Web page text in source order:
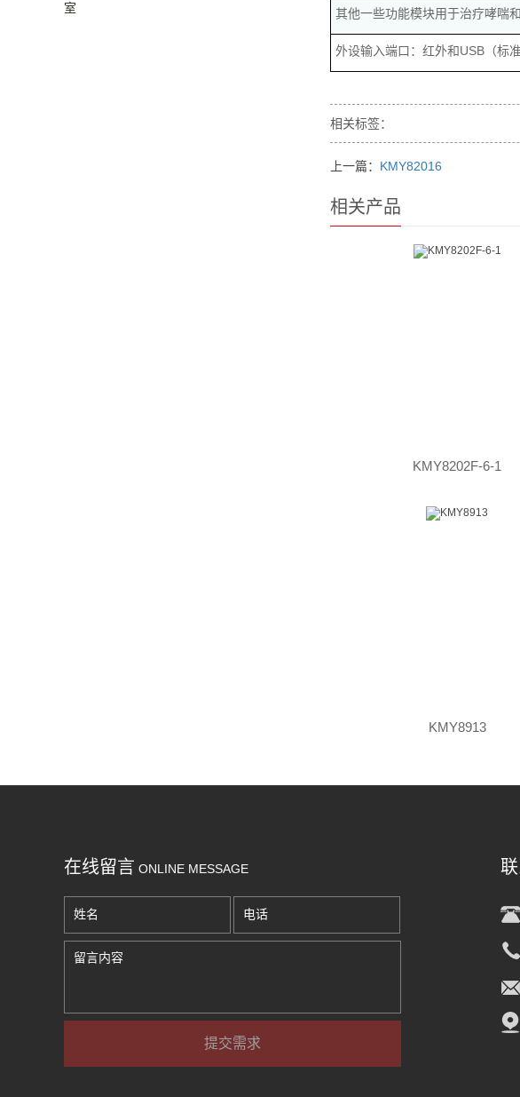
室 其他一些功能模块用于治疗哮喘
外设输入端口：红外和USB（标
相关标签：
上一篇： KMY82016
相关产品
KMY8202F-6-1
KMY8913
在线留言 ONLINE MESSAGE